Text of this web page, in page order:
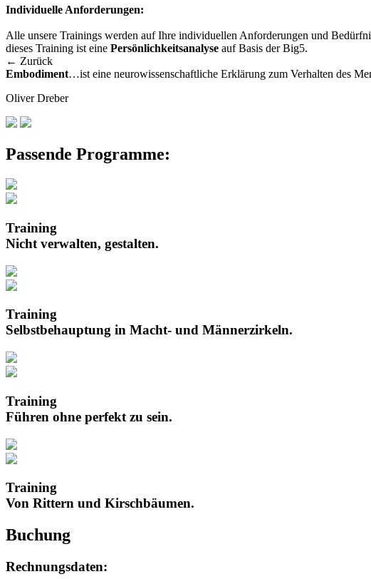
Individuelle Anforderungen:
Alle unsere Trainings werden auf Ihre individuellen Anforderungen und
dieses Training ist eine Persönlichkeitsanalyse auf Basis der Big5.
← Zurück
Embodiment…ist eine neurowissenschaftliche Erklärung zum Verhalten des
Oliver Dreber
Passende Programme:
Training
Nicht verwalten, gestalten.
Training
Selbstbehauptung in Macht- und Männerzirkeln.
Training
Führen ohne perfekt zu sein.
Training
Von Rittern und Kirschbäumen.
Buchung
Rechnungsdaten: